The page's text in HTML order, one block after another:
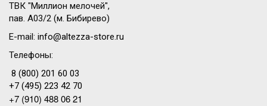
ТВК "Миллион мелочей",
пав. A03/2 (м. Бибирево)
E-mail: info@altezza-store.ru
Телефоны:
8 (800) 201 60 03
+7 (495) 223 42 70
+7 (910) 488 06 21